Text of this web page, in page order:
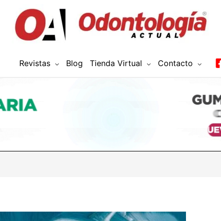
Revistas Blog Tienda Virtual Contacto